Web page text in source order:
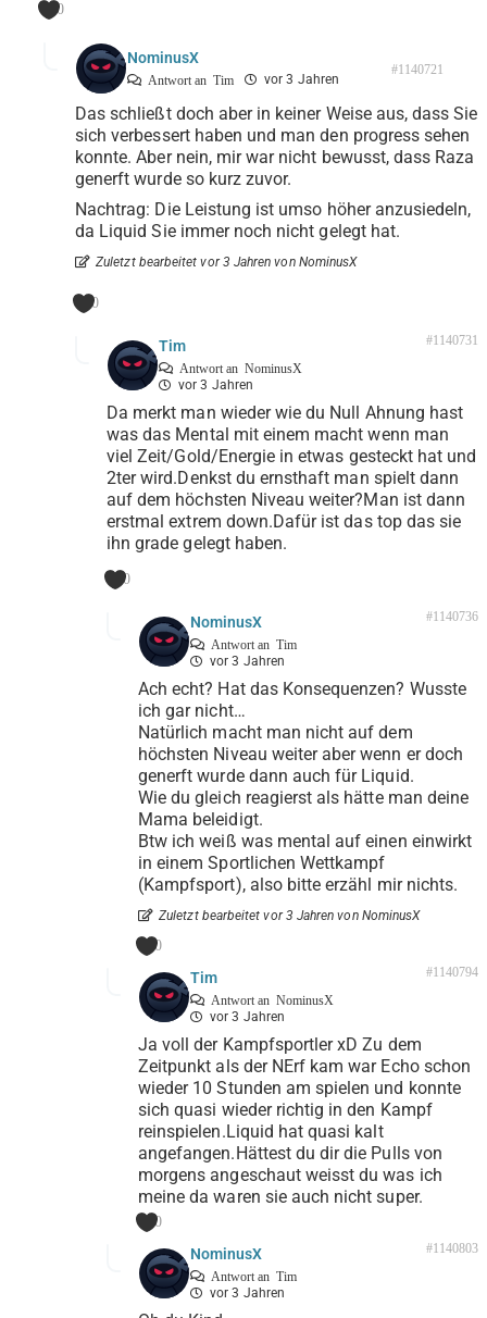
0
NominusX
Antwort an Tim vor 3 Jahren
#1140721
Das schließt doch aber in keiner Weise aus, dass Sie
sich verbessert haben und man den progress sehen
konnte. Aber nein, mir war nicht bewusst, dass Raza
generft wurde so kurz zuvor.
Nachtrag: Die Leistung ist umso höher anzusiedeln,
da Liquid Sie immer noch nicht gelegt hat.
Zuletzt bearbeitet vor 3 Jahren von NominusX
0
Tim
Antwort an NominusX
vor 3 Jahren
#1140731
Da merkt man wieder wie du Null Ahnung hast
was das Mental mit einem macht wenn man
viel Zeit/Gold/Energie in etwas gesteckt hat und
2ter wird.Denkst du ernsthaft man spielt dann
auf dem höchsten Niveau weiter?Man ist dann
erstmal extrem down.Dafür ist das top das sie
ihn grade gelegt haben.
0
NominusX
Antwort an Tim
vor 3 Jahren
#1140736
Ach echt? Hat das Konsequenzen? Wusste
ich gar nicht…
Natürlich macht man nicht auf dem
höchsten Niveau weiter aber wenn er doch
generft wurde dann auch für Liquid.
Wie du gleich reagierst als hätte man deine
Mama beleidigt.
Btw ich weiß was mental auf einen einwirkt
in einem Sportlichen Wettkampf
(Kampfsport), also bitte erzähl mir nichts.
Zuletzt bearbeitet vor 3 Jahren von NominusX
0
Tim
Antwort an NominusX
vor 3 Jahren
#1140794
Ja voll der Kampfsportler xD Zu dem
Zeitpunkt als der NErf kam war Echo schon
wieder 10 Stunden am spielen und konnte
sich quasi wieder richtig in den Kampf
reinspielen.Liquid hat quasi kalt
angefangen.Hättest du dir die Pulls von
morgens angeschaut weisst du was ich
meine da waren sie auch nicht super.
0
NominusX
Antwort an Tim
vor 3 Jahren
#1140803